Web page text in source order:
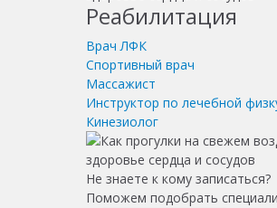
Реабилитация
Врач ЛФК
Спортивный врач
Массажист
Инструктор по лечебной
Кинезиолог
Не знаете к кому записаться?
Поможем подобрать